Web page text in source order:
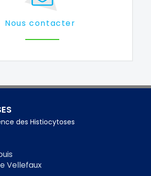
Nous contacter
des Histiocytoses
Vellefaux